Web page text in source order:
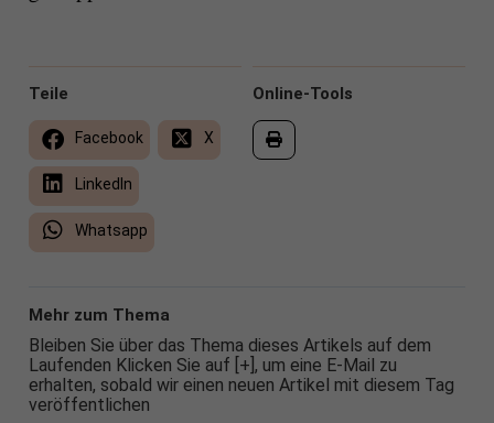
Online-Tools
Teile
Facebook X
LinkedIn
Whatsapp
Mehr zum Thema
Bleiben Sie über das Thema dieses Artikels auf dem
Laufenden Klicken Sie auf [+], um eine E-Mail zu
erhalten, sobald wir einen neuen Artikel mit diesem Tag
veröffentlichen